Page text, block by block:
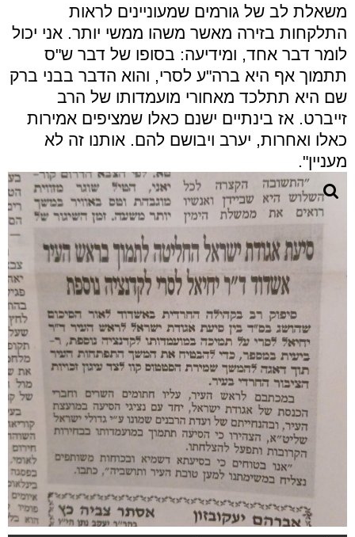
משאלת לב של גורמים שמעוניינים לראות
התלקחות בזירה מאשר משהו ממשי יותר. אני יכול
לומר דבר אחד, ומידיעה: בסופו של דבר ש"ס
תתמוך אף היא ברה"ע לסרי, והוא הדבר בבני ברק
שם היא תתלכד מאחורי מועמדותו של הרב
זייברט. אז בינתיים ישנם כאלו שמציפים אמירות
כאלו ואחרות, יערב ויבושם להם. אותנו זה לא
מעניין".